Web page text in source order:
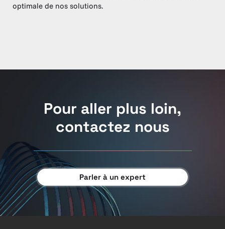
optimale de nos solutions.
Pour aller plus loin,
contactez nous
Parler à un expert